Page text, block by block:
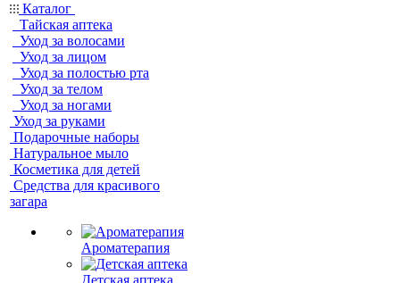
Каталог
Тайская аптека
Уход за волосами
Уход за лицом
Уход за полостью рта
Уход за телом
Уход за ногами
Уход за руками
Подарочные наборы
Натуральное мыло
Косметика для детей
Средства для красивого
загара
Ароматерапия
Детская аптека